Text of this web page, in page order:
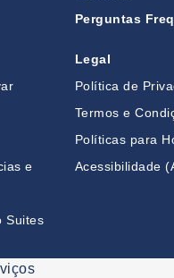
Perguntas
e
Legal
Política de
Termos e
Políticas para
Acessibilidade
Suites